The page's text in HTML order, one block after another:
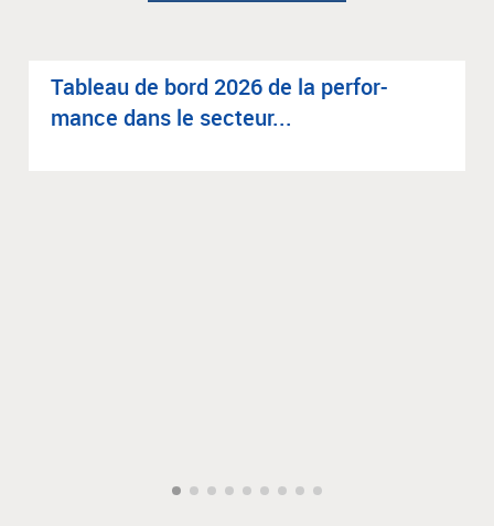
Tableau de bord 2026 de la per­for­
mance dans le sec­teur...